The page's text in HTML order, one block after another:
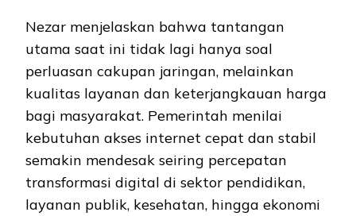
Nezar menjelaskan bahwa tantangan
utama saat ini tidak lagi hanya soal
perluasan cakupan jaringan, melainkan
kualitas layanan dan keterjangkauan harga
bagi masyarakat. Pemerintah menilai
kebutuhan akses internet cepat dan stabil
semakin mendesak seiring percepatan
transformasi digital di sektor pendidikan,
layanan publik, kesehatan, hingga ekonomi